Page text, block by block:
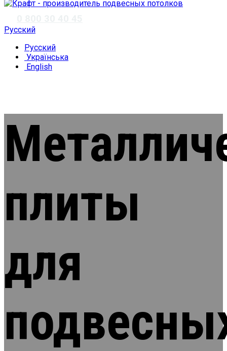
Русский
Русский
Українська
English
плиты
для